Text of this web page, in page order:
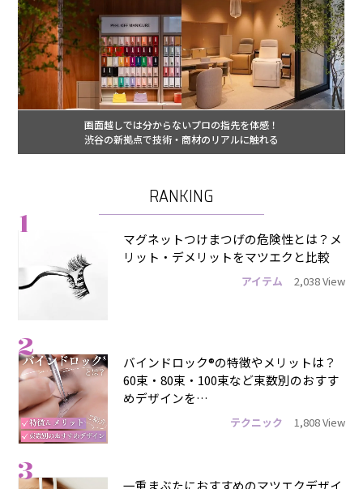
画面越しでは分からないプロの指先を体感！
渋谷の新拠点で技術・商材のリアルに触れる
RANKING
1
マグネットつけまつげの危険性とは？メ
リット・デメリットをマツエクと比較
アイテム 2,038 View
2
バインドロック®の特徴やメリットは？
60束・80束・100束など束数別のおすす
めデザインを…
テクニック 1,808 View
3